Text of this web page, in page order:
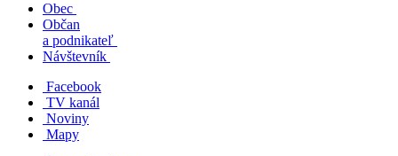
Obec
Občan
a podnikateľ
Návštevník
Facebook
TV kanál
Noviny
Mapy